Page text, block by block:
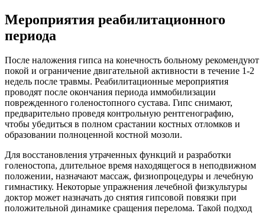
Мероприятия реабилитационного
периода
После наложения гипса на конечность больному рекомендуют
покой и ограничение двигательной активности в течение 1-2
недель после травмы. Реабилитационные мероприятия
проводят после окончания периода иммобилизации
поврежденного голеностопного сустава. Гипс снимают,
предварительно проведя контрольную рентгенографию,
чтобы убедиться в полном срастании костных отломков и
образовании полноценной костной мозоли.
Для восстановления утраченных функций и разработки
голеностопа, длительное время находящегося в неподвижном
положении, назначают массаж, физиопроцедуры и лечебную
гимнастику. Некоторые упражнения лечебной физкультуры
доктор может назначать до снятия гипсовой повязки при
положительной динамике сращения перелома. Такой подход